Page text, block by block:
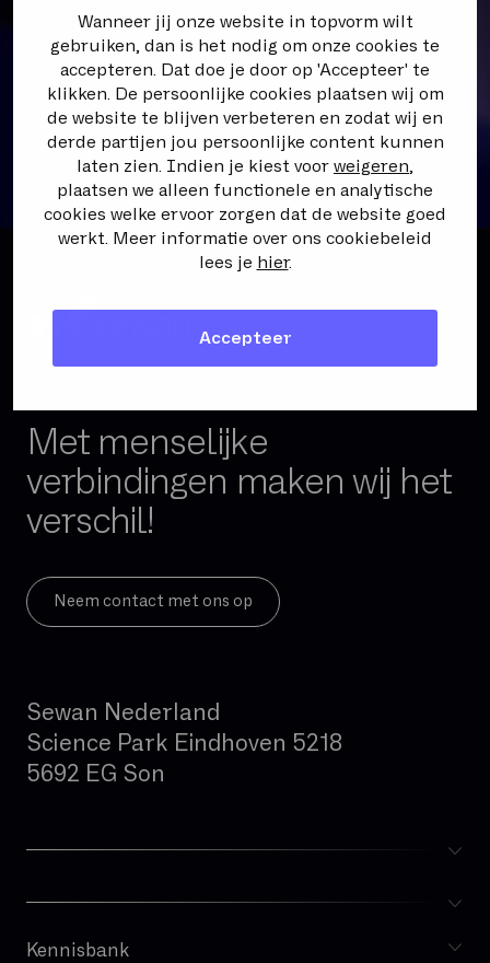
Wanneer jij onze website in topvorm wilt
gebruiken, dan is het nodig om onze cookies te
accepteren. Dat doe je door op 'Accepteer' te
klikken. De persoonlijke cookies plaatsen wij om
de website te blijven verbeteren en zodat wij en
derde partijen jou persoonlijke content kunnen
laten zien. Indien je kiest voor weigeren
plaatsen we alleen functionele en analytische
cookies welke ervoor zorgen dat de website goed
werkt. Meer informatie over ons cookiebeleid
lees je hier.
Accepteer
Hosting van kwaadaardige
programma's of code
Inbraak
DoS/DDoS‑aanval
Schending van
intellectuele‑eigendomsrechten
Inbreuk op persoonsgegevens
CSAM (Materiaal van seksueel
misbruik van kinderen)
Phishing / fraude
Overige onrechtmatige inhoud
Ander type melding
Vereiste velden
Versturen
Met menselijke
verbindingen maken wij het
verschil!
Neem contact met ons op
Sewan Nederland
Science Park Eindhoven 5218
5692 EG Son
Kennisbank